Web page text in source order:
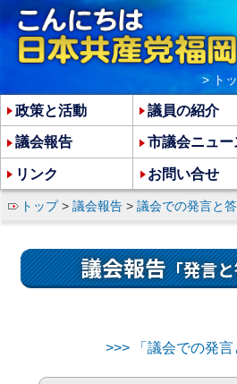
トップ> 議会報告 > 議会での発言と
議会報告「発言
>>> 「議会での発
政策と活動 議員の紹介
議会報告 市議会ニュー
リンク お問い合せ
> ト